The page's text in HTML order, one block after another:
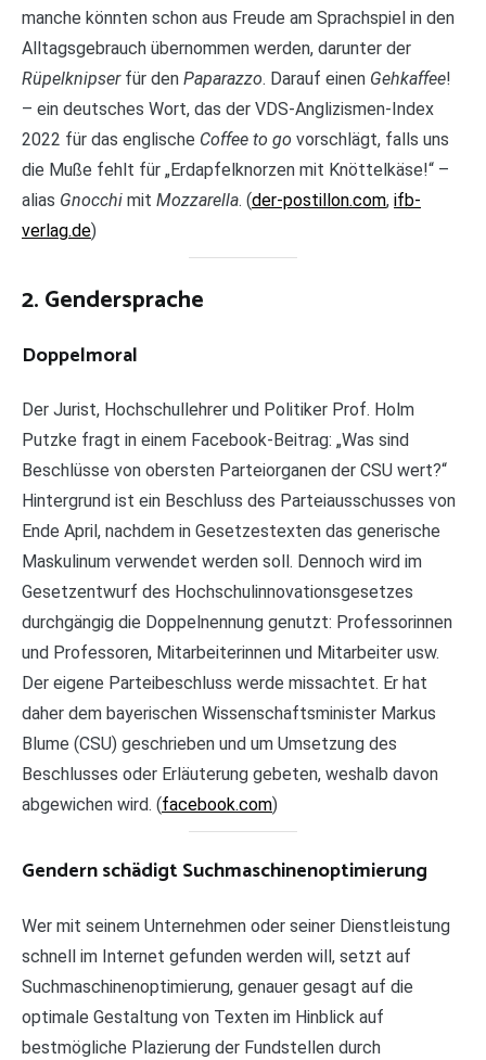
manche könnten schon aus Freude am Sprachspiel in den
Alltagsgebrauch übernommen werden, darunter der
Rüpelknipserfür den Paparazzo. Darauf einen Gehkaffee!
– ein deutsches Wort, das der VDS-Anglizismen-Index
2022 für das englische Coffee to go vorschlägt, falls uns
die Muße fehlt für „Erdapfelknorzen mit Knöttelkäse!“ –
alias Gnocchi mit Mozzarella. (der-postillon.com, ifb-
verlag.de)
2. Gendersprache
Doppelmoral
Der Jurist, Hochschullehrer und Politiker Prof. Holm
Putzke fragt in einem Facebook-Beitrag: „Was sind
Beschlüsse von obersten Parteiorganen der CSU wert?“
Hintergrund ist ein Beschluss des Parteiausschusses von
Ende April, nachdem in Gesetzestexten das generische
Maskulinum verwendet werden soll. Dennoch wird im
Gesetzentwurf des Hochschulinnovationsgesetzes
durchgängig die Doppelnennung genutzt: Professorinnen
und Professoren, Mitarbeiterinnen und Mitarbeiter usw.
Der eigene Parteibeschluss werde missachtet. Er hat
daher dem bayerischen Wissenschaftsminister Markus
Blume (CSU) geschrieben und um Umsetzung des
Beschlusses oder Erläuterung gebeten, weshalb davon
abgewichen wird. (facebook.com)
Gendern schädigt Suchmaschinenoptimierung
Wer mit seinem Unternehmen oder seiner Dienstleistung
schnell im Internet gefunden werden will, setzt auf
Suchmaschinenoptimierung, genauer gesagt auf die
optimale Gestaltung von Texten im Hinblick auf
bestmögliche Plazierung der Fundstellen durch